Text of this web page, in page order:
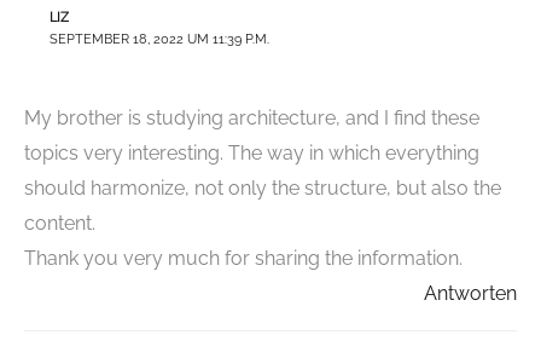
LIZ
SEPTEMBER 18, 2022 UM 11:39 P.M.
My brother is studying architecture, and I find these
topics very interesting. The way in which everything
should harmonize, not only the structure, but also the
content.
Thank you very much for sharing the information.
Antworten